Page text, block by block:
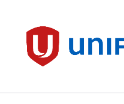
Unifor